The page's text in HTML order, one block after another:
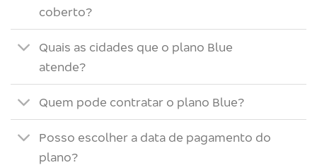
coberto?
Quais as cidades que o plano Blue
atende?
Quem pode contratar o plano Blue?
Posso escolher a data de pagamento do
plano?